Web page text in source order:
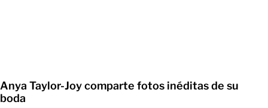
Anya Taylor-Joy comparte fotos inéditas de su
boda